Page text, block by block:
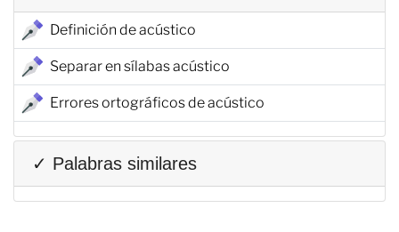
Definición de acústico
Separar en sílabas acústico
Errores ortográficos de acústico
✓ Palabras similares